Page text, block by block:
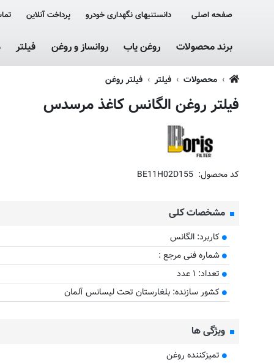
صفحه اصلی دانستنیهای نگهداری خودرو پرداخت آنلاین
برند محصولات روغن یاب روانساز و روغن فیلتر
محصولات فیلتر فیلتر روغن
فیلتر روغن الگانس کاغذ مرسدس
کد محصول: BE11H02D155
مشخصات کلی
کاربرد: الگانس
​شماره فنی مرجع :
تعداد: ۱ عدد
کشور سازنده: بلغارستان تحت لیسانس آلمان
ویژگی ها
تمیزکننده روغن